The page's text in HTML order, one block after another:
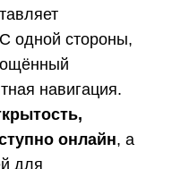
одной стороны,
навигация.
онлайн, а
для